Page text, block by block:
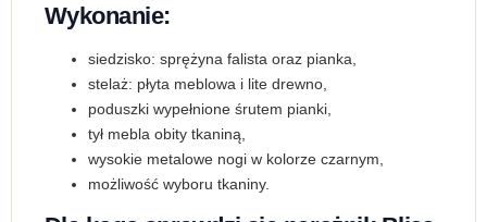
Wykonanie:
siedzisko: sprężyna falista oraz pianka,
stelaż: płyta meblowa i lite drewno,
poduszki wypełnione śrutem pianki,
tył mebla obity tkaniną,
wysokie metalowe nogi w kolorze czarnym,
możliwość wyboru tkaniny.